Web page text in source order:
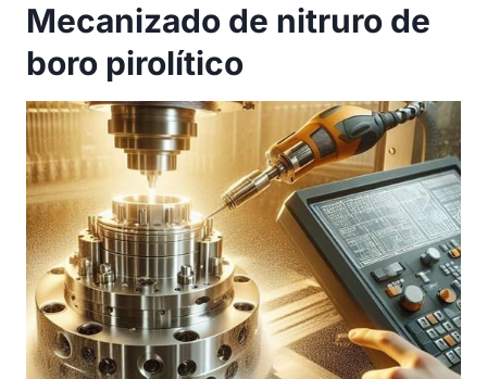
Mecanizado de nitruro de
boro pirolítico